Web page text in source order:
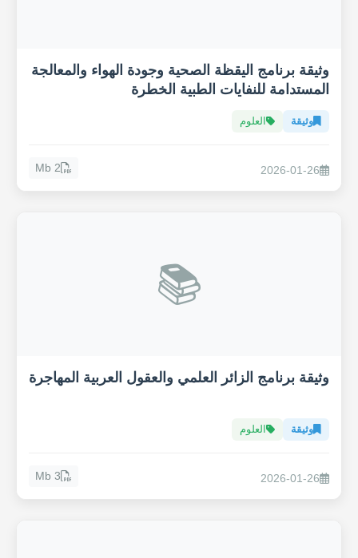
وثيقة برنامج اليقظة الصحية وجودة الهواء والمعالجة
المستدامة للنفايات الطبية الخطرة
وثيقة العلوم
2026-01-26
2 Mb
📚
وثيقة برنامج الزائر العلمي والعقول العربية المهاجرة
وثيقة العلوم
2026-01-26
3 Mb